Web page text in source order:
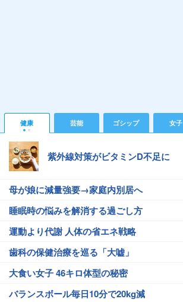
健康 芸能 ゴシップ 女子
紫外線対策がビタミンD不足に
母が娘に減量強要→家庭内別居へ
睡眠時の悩みを解消する過ごし方
運動より代謝 人体の省エネ戦略
歯科の保健治療を巡る「大嘘」
大食い女子 46キロ体型の秘密
バランスボール毎日10分で20kg減